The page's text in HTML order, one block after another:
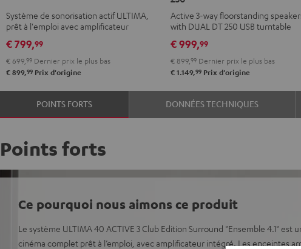
3
Noir
3
Blanc
Système de sonorisation actif ULTIMA,
prêt à l'emploi avec amplificateur
€ 799,99
€ 699, 99 Dernier prix le plus bas
€ 899,99 Prix d'origine
ACTIVE
3
+
DUAL
DT
250
black
/
black
3
+
DUAL
DT
250
Blanc
/
Noir
Active 3-way floorstanding
with DUAL DT 250 USB turntable
€ 999,99
€ 899, 99Dernier prix le plus bas
€ 1.149,99Prix d'origine
POINTS FORTS DONNÉES TECHNIQUES
Points forts
Ce pourquoi nous aimons ce produit
Le système ULTIMA 40 ACTIVE 3 Club Edition Surround "Ensemble 4.1" est
cinéma complet prêt à l’emploi, avec amplificateur intégré. Les enceintes